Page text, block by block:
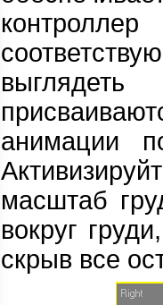
анимации
масштаб
вокруг
скрыв все